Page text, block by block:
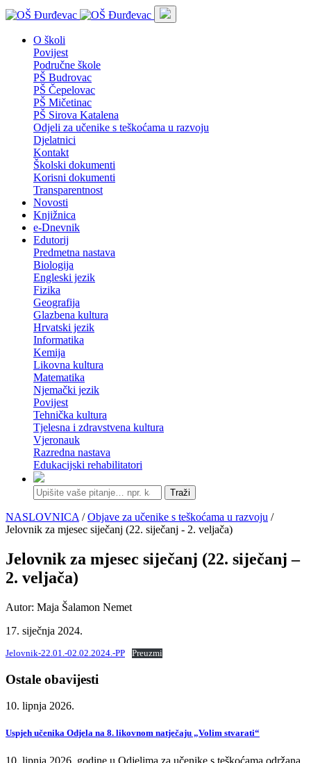
O školi
Povijest
Područne škole
PŠ Budrovac
PŠ Čepelovac
PŠ Mičetinac
PŠ Sirova Katalena
Odjeli za učenike s teškoćama u razvoju
Djelatnici
Kontakt
Školski dokumenti
Korisni dokumenti
Transparentnost
Novosti
Knjižnica
e-Dnevnik
Edutorij
Predmetna nastava
Biologija
Engleski jezik
Fizika
Geografija
Glazbena kultura
Hrvatski jezik
Informatika
Kemija
Likovna kultura
Matematika
Njemački jezik
Povijest
Tehnička kultura
Tjelesna i zdravstvena kultura
Vjeronauk
Razredna nastava
Edukacijski rehabilitatori
Traži
NASLOVNICA /Objave za učenike s teškoćama u razvoju /
Jelovnik za mjesec siječanj (22. siječanj - 2. veljača)
Jelovnik za mjesec siječanj (22. siječanj –
2. veljača)
Autor: Maja Šalamon Nemet
17. siječnja 2024.
Jelovnik-22.01.-02.02.2024.-PP Preuzmi
Ostale obavijesti
10. lipnja 2026.
Uspjeh učenika Odjela na 8. likovnom natječaju „Volim stvarati“
10. lipnja 2026. godine u Odjelima za učenike s teškoćama održana